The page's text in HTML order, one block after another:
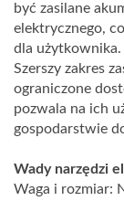
być zasilane
elektrycznego,
dla użytkownika.
Szerszy zakres
ograniczone
pozwala na ich
gospodarstwie
Wady narzędzi
Waga i rozmiar: